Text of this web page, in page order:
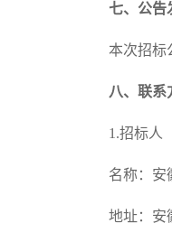
七、公告
本次招标
八、联系
1 .招标人
名称：
地址：安